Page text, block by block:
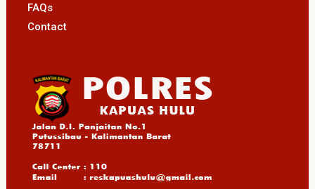
FAQs
Contact